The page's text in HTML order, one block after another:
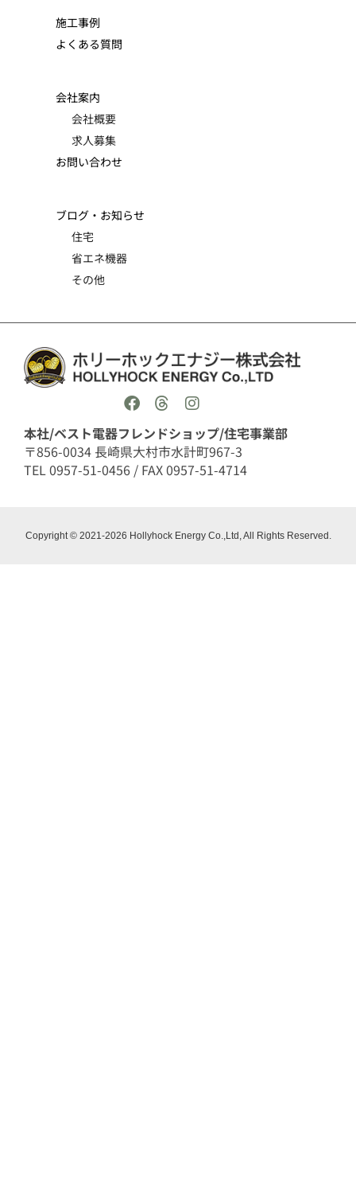
施工事例
よくある質問
会社案内
会社概要
求人募集
お問い合わせ
ブログ・お知らせ
住宅
省エネ機器
その他
本社/ベスト電器フレンドショップ/住宅事業部
〒856-0034 長崎県大村市水計町967-3
TEL 0957-51-0456 / FAX 0957-51-4714
Copyright © 2021-2026 Hollyhock Energy Co.,Ltd, All Rights Reserved.